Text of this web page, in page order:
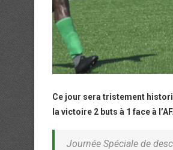
Ce jour sera tristement
la victoire 2 buts à 1 face à
Journée Spéciale de